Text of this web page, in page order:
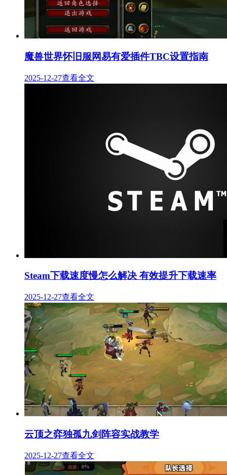
魔兽世界怀旧服网易有爱插件TBC设置指南
2025-12-27查看全文
Steam下载速度慢怎么解决 有效提升下载速率
2025-12-27查看全文
云顶之弈独孤九剑阵容实战教学
2025-12-27查看全文